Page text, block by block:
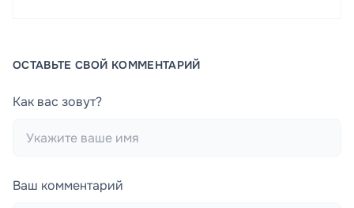
ОСТАВЬТЕ СВОЙ КОММЕНТАРИЙ
Как вас зовут?
Ваш комментарий